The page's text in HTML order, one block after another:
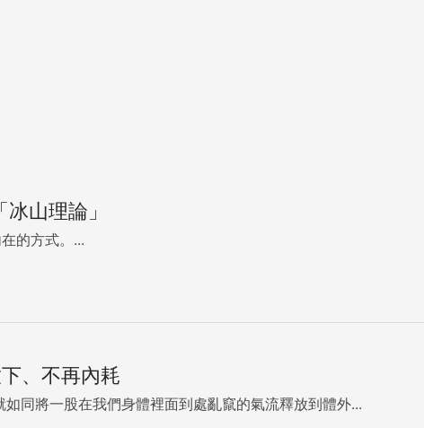
「冰山理論」
的方式。...
、不再內耗
容詞時，效果就如同將一股在我們身體裡面到處亂竄的氣流釋放到體外...